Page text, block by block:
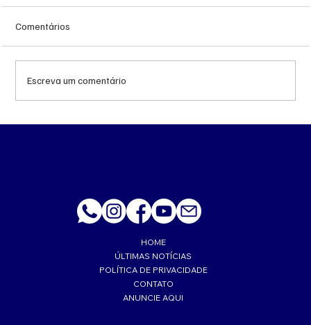
Comentários
Escreva um comentário
HOME
ÚLTIMAS NOTÍCIAS
POLÍTICA DE PRIVACIDADE
CONTATO
ANUNCIE AQUI